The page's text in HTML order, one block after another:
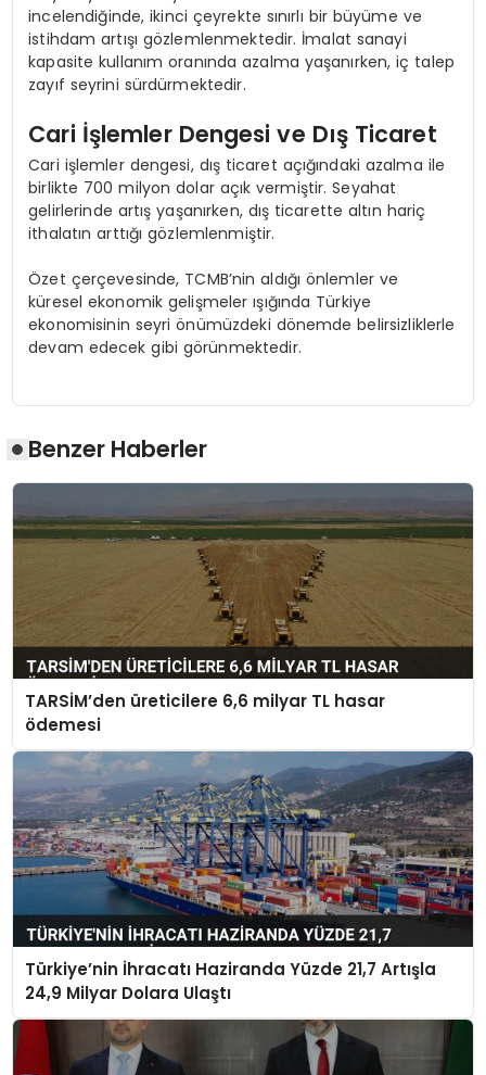
incelendiğinde, ikinci çeyrekte sınırlı bir büyüme ve
istihdam artışı gözlemlenmektedir. İmalat sanayi
kapasite kullanım oranında azalma yaşanırken, iç talep
zayıf seyrini sürdürmektedir.
Cari İşlemler Dengesi ve Dış Ticaret
Cari işlemler dengesi, dış ticaret açığındaki azalma ile
birlikte 700 milyon dolar açık vermiştir. Seyahat
gelirlerinde artış yaşanırken, dış ticarette altın hariç
ithalatın arttığı gözlemlenmiştir.
Özet çerçevesinde, TCMB’nin aldığı önlemler ve
küresel ekonomik gelişmeler ışığında Türkiye
ekonomisinin seyri önümüzdeki dönemde belirsizliklerle
devam edecek gibi görünmektedir.
Benzer Haberler
TARSİM’den üreticilere 6,6 milyar TL hasar
ödemesi
Türkiye’nin İhracatı Haziranda Yüzde 21,7 Artışla
24,9 Milyar Dolara Ulaştı